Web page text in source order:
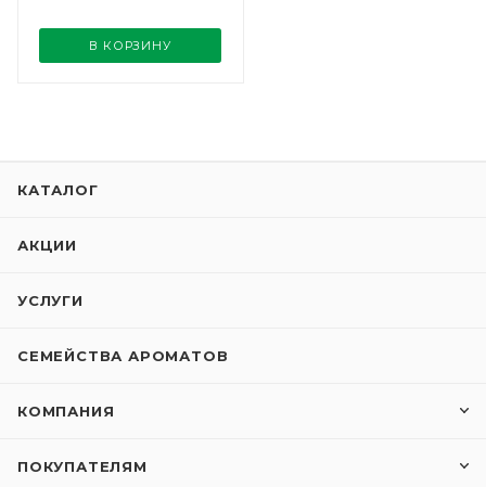
В КОРЗИНУ
КАТАЛОГ
АКЦИИ
УСЛУГИ
СЕМЕЙСТВА АРОМАТОВ
КОМПАНИЯ
ПОКУПАТЕЛЯМ